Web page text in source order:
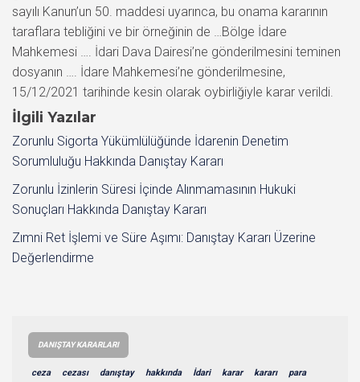
sayılı Kanun’un 50. maddesi uyarınca, bu onama kararının
taraflara tebliğini ve bir örneğinin de …Bölge İdare
Mahkemesi …. İdari Dava Dairesi’ne gönderilmesini teminen
dosyanın …. İdare Mahkemesi’ne gönderilmesine,
15/12/2021 tarihinde kesin olarak oybirliğiyle karar verildi.
İlgili Yazılar
Zorunlu Sigorta Yükümlülüğünde İdarenin Denetim
Sorumluluğu Hakkında Danıştay Kararı
Zorunlu İzinlerin Süresi İçinde Alınmamasının Hukuki
Sonuçları Hakkında Danıştay Kararı
Zımni Ret İşlemi ve Süre Aşımı: Danıştay Kararı Üzerine
Değerlendirme
DANIŞTAY KARARLARI
ceza cezası danıştay hakkında İdari karar kararı para